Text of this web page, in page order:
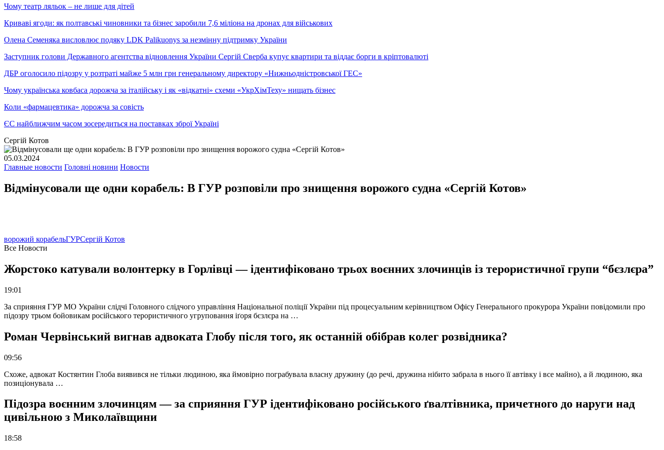
Чому театр ляльок – не лише для дітей
Криваві ягоди: як полтавські чиновники та бізнес заробили 7,6 міліона на дронах для військових
Олена Семеняка висловлює подяку LDK Palikuonys за незмінну підтримку України
Заступник голови Державного агентства відновлення України Сергій Сверба купує квартири та віддає борги в кріптовалюті
ДБР оголосило підозру у розтраті майже 5 млн грн генеральному директору «Нижньодністровської ГЕС»
Чому українська ковбаса дорожча за італійську і як «відкатні» схеми «УкрХімТеху» нищать бізнес
Коли «фармацевтика» дорожча за совість
ЄС найближчим часом зосередиться на поставках зброї Україні
Сергій Котов
05.03.2024
Главные новости Головні новини Новости
Відмінусовали ще одни корабель: В ГУР розповіли про знищення ворожого судна «Сергій Котов»
ворожий корабельГУРСергій Котов
Все Новости
Жорстоко катували волонтерку в Горлівці — ідентифіковано трьох воєнних злочинців із терористичної групи “бєзлєра”
19:01
За сприяння ГУР МО України слідчі Головного слідчого управління Національної поліції України під процесуальним керівництвом Офісу Генерального прокурора України повідомили про
підозру трьом бойовикам російського терористичного угруповання іґоря бєзлєра на …
Роман Червінський вигнав адвоката Глобу після того, як останній обібрав колег розвідника?
09:56
Схоже, адвокат Костянтин Глоба виявився не тільки людиною, яка ймовірно пограбувала власну дружину (до речі, дружина нібито забрала в нього її автівку і все майно), а й людиною, яка
позиціонувала …
Підозра воєнним злочинцям — за сприяння ГУР ідентифіковано російського ґвалтівника, причетного до наруги над
цивільною з Миколаївщини
18:58